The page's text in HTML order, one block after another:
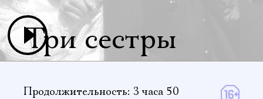
Три сестры
Продолжительность: 3 часа 50